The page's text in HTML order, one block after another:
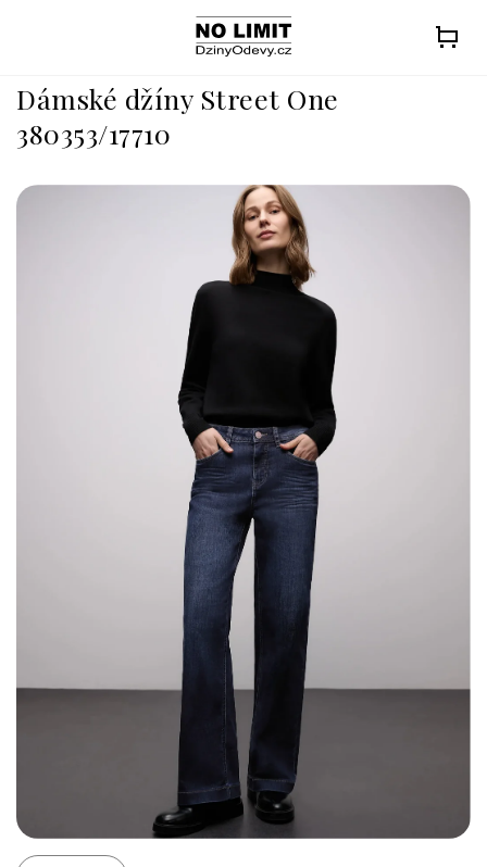
Dámské džíny Street One
380353/17710